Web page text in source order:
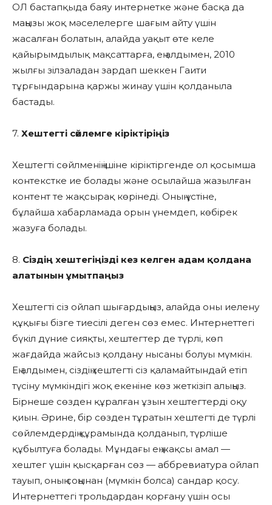
ОЛ бастапқыда баяу интернетке және басқа да
маңызы жоқ мәселелерге шағым айту үшін
жасалған болатын, алайда уақыт өте келе
қайырымдылық мақсаттарға, ең алдымен, 2010
жылғы зілзаладан зардап шеккен Гаити
тұрғындарына қаржы жинау үшін қолданыла
бастады.
7. Хештегті сөйлемге кіріктіріңіз
Хештегті сөйлменің ішіне кіріктіргенде ол қосымша
контекстке ие болады және осылайша жазылған
контент те жақсырақ көрінеді. Оның үстіне,
бұлайша хабарламада орын үнемдеп, көбірек
жазуға болады.
8. Сіздің хештегіңізді кез келген адам қолдана
алатынын ұмытпаңыз
Хештегті сіз ойлап шығардыңыз, алайда оны иелену
құқығы бізге тиесілі деген сөз емес. Интернеттегі
бүкіл дүние сияқты, хештегтер де түрлі, көп
жағдайда жайсыз қолдану нысаны болуы мүмкін.
Ең алдымен, сіздің хештегті сіз қаламайтындай етіп
түсіну мүмкіндігі жоқ екеніне көз жеткізіп алыңыз.
Бірнеше сөзден құралған ұзын хештегтерді оқу
қиын. Әрине, бір сөзден тұратын хештегті де түрлі
сөйлемдердің құрамында қолданып, түрліше
құбылтуға болады. Мұндағы ең жақсы амал —
хештег үшін қысқарған сөз — аббревиатура ойлап
тауып, оның соңынан (мүмкін болса) сандар қосу.
Интернеттегі трольдардан қорғану үшін осы